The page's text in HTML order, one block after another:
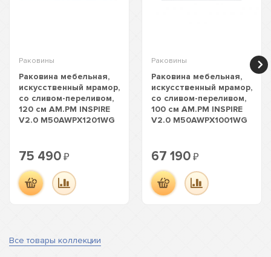
Раковины
Раковина мебельная,
искусственный мрамор,
со сливом-переливом,
120 см AM.PM INSPIRE
V2.0 M50AWPX1201WG
75 490 ₽
Раковины
Раковина мебельная,
искусственный мрамор,
со сливом-переливом,
100 см AM.PM INSPIRE
V2.0 M50AWPX1001WG
67 190 ₽
Все товары коллекции